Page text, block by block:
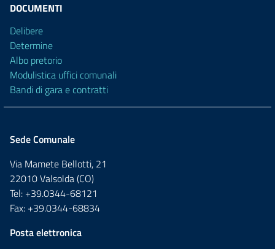
DOCUMENTI
Delibere
Determine
Albo pretorio
Modulistica uffici comunali
Bandi di gara e contratti
Sede Comunale
Via Mamete Bellotti, 21
22010 Valsolda (CO)
Tel: +39.0344-68121
Fax: +39.0344-68834
Posta elettronica